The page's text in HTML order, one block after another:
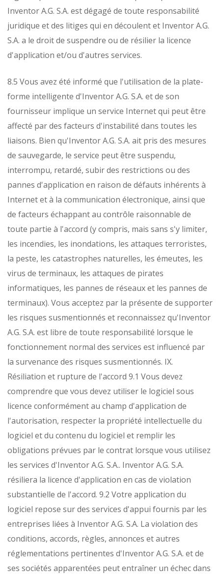
Inventor A.G. S.A. est dégagé de toute responsabilité
juridique et des litiges qui en découlent et Inventor A.G.
S.A. a le droit de suspendre ou de résilier la licence
d'application et/ou d'autres services.
8.5 Vous avez été informé que l'utilisation de la plate-
forme intelligente d'Inventor A.G. S.A. et de son
fournisseur implique un service Internet qui peut être
affecté par des facteurs d'instabilité dans toutes les
liaisons. Bien qu'Inventor A.G. S.A. ait pris des mesures
de sauvegarde, le service peut être suspendu,
interrompu, retardé, subir des restrictions ou des
pannes d'application en raison de défauts inhérents à
Internet et à la communication électronique, ainsi que
de facteurs échappant au contrôle raisonnable de
toute partie à l'accord (y compris, mais sans s'y limiter,
les incendies, les inondations, les attaques terroristes,
la peste, les catastrophes naturelles, les émeutes, les
virus de terminaux, les attaques de pirates
informatiques, les pannes de réseaux et les pannes de
terminaux). Vous acceptez par la présente de supporter
les risques susmentionnés et reconnaissez qu'Inventor
A.G. S.A. est libre de toute responsabilité lorsque le
fonctionnement normal des services est influencé par
la survenance des risques susmentionnés. IX.
Résiliation et rupture de l'accord 9.1 Vous devez
comprendre que vous devez utiliser le logiciel sous
licence conformément au champ d'application de
l'autorisation, respecter la propriété intellectuelle du
logiciel et du contenu du logiciel et remplir les
obligations prévues par le contrat lorsque vous utilisez
les services d'Inventor A.G. S.A.. Inventor A.G. S.A.
résiliera la licence d'application en cas de violation
substantielle de l'accord. 9.2 Votre application du
logiciel repose sur des services d'appui fournis par les
entreprises liées à Inventor A.G. S.A. La violation des
conditions, accords, règles, annonces et autres
réglementations pertinentes d'Inventor A.G. S.A. et de
ses sociétés apparentées peut entraîner un échec dans